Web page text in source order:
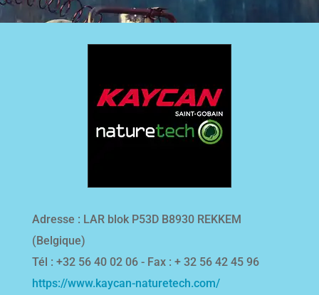
Adresse : LAR blok P53D B8930 REKKEM
(Belgique)
Tél : +32 56 40 02 06 - Fax : + 32 56 42 45 96
https://www.kaycan-naturetech.com/